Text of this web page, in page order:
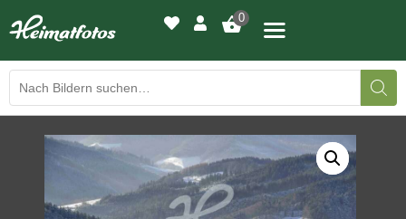
0
BILDERGALERIE
DRUCKQUALITÄTEN